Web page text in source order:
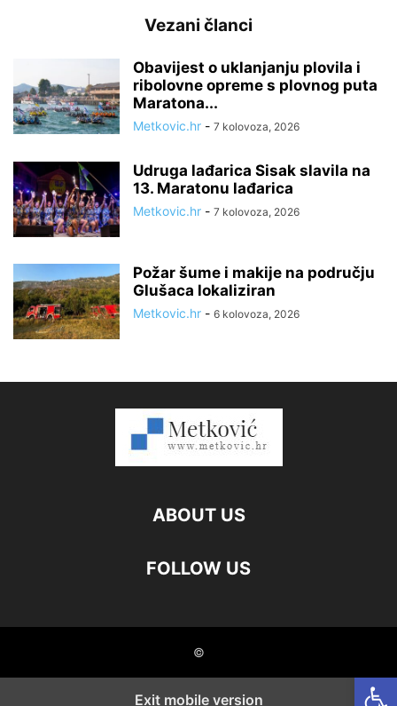
Vezani članci
Obavijest o uklanjanju plovila i
ribolovne opreme s plovnog puta
Maratona...
Metkovic.hr - 7 kolovoza, 2026
Udruga lađarica Sisak slavila na
13. Maratonu lađarica
Metkovic.hr - 7 kolovoza, 2026
Požar šume i makije na području
Glušaca lokaliziran
Metkovic.hr - 6 kolovoza, 2026
ABOUT US
FOLLOW US
©
Exit mobile version